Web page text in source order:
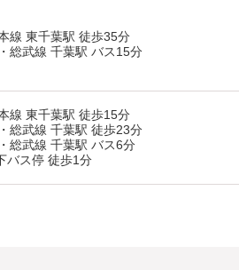
線 東千葉駅 徒歩35分
総武線 千葉駅 バス15分
線 東千葉駅 徒歩15分
総武線 千葉駅 徒歩23分
総武線 千葉駅 バス6分
バス停 徒歩1分